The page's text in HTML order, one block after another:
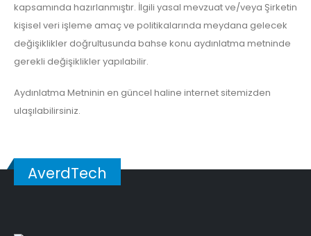
kapsamında hazırlanmıştır. İlgili yasal mevzuat ve/veya Şirketin
kişisel veri işleme amaç ve politikalarında meydana gelecek
değişiklikler doğrultusunda bahse konu aydınlatma metninde
gerekli değişiklikler yapılabilir.
Aydınlatma Metninin en güncel haline internet sitemizden
ulaşılabilirsiniz.
AverdTech